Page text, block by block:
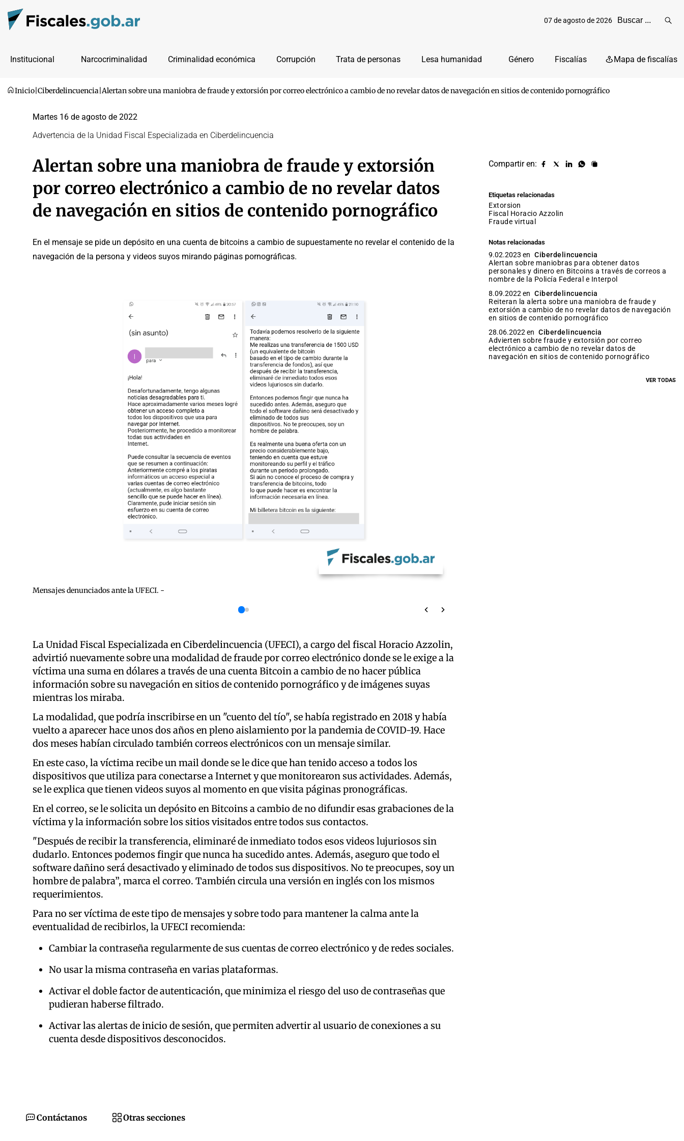
07 de agosto de 2026
Institucional Narcocriminalidad Criminalidad económica Corrupción Trata de personas Lesa humanidad Género Fiscalías Mapa de fiscalías
Inicio Ciberdelincuencia Alertan sobre una maniobra de fraude y extorsión por correo electrónico a cambio de no revelar datos de navegación en sitios de contenido pornográfico
Martes 16 de agosto de 2022
Advertencia de la Unidad Fiscal Especializada en Ciberdelincuencia
Alertan sobre una maniobra de fraude y extorsión
por correo electrónico a cambio de no revelar datos
de navegación en sitios de contenido pornográfico
En el mensaje se pide un depósito en una cuenta de bitcoins a cambio de supuestamente no revelar el contenido de la
navegación de la persona y videos suyos mirando páginas pornográficas.
Mensajes denunciados ante la UFECI. -
La Unidad Fiscal Especializada en Ciberdelincuencia (UFECI), a cargo del fiscal Horacio Azzolin,
advirtió nuevamente sobre una modalidad de fraude por correo electrónico donde se le exige a la
víctima una suma en dólares a través de una cuenta Bitcoin a cambio de no hacer pública
información sobre su navegación en sitios de contenido pornográfico y de imágenes suyas
mientras los miraba.
La modalidad, que podría inscribirse en un "cuento del tío", se había registrado en 2018 y había
vuelto a aparecer hace unos dos años en pleno aislamiento por la pandemia de COVID-19. Hace
dos meses habían circulado también correos electrónicos con un mensaje similar.
En este caso, la víctima recibe un mail donde se le dice que han tenido acceso a todos los
dispositivos que utiliza para conectarse a Internet y que monitorearon sus actividades. Además,
se le explica que tienen videos suyos al momento en que visita páginas pronográficas.
En el correo, se le solicita un depósito en Bitcoins a cambio de no difundir esas grabaciones de la
víctima y la información sobre los sitios visitados entre todos sus contactos.
"Después de recibir la transferencia, eliminaré de inmediato todos esos videos lujuriosos sin
dudarlo. Entonces podemos fingir que nunca ha sucedido antes. Además, aseguro que todo el
software dañino será desactivado y eliminado de todos sus dispositivos. No te preocupes, soy un
hombre de palabra”, marca el correo. También circula una versión en inglés con los mismos
requerimientos.
Para no ser víctima de este tipo de mensajes y sobre todo para mantener la calma ante la
eventualidad de recibirlos, la UFECI recomienda:
Cambiar la contraseña regularmente de sus cuentas de correo electrónico y de redes sociales.
No usar la misma contraseña en varias plataformas.
Activar el doble factor de autenticación, que minimiza el riesgo del uso de contraseñas que
pudieran haberse filtrado.
Activar las alertas de inicio de sesión, que permiten advertir al usuario de conexiones a su
cuenta desde dispositivos desconocidos.
Compartir en:
Compartir
Compartir
Compartir
Compartir
Copiar
Etiquetas relacionadas
extorsion
fiscal Horacio Azzolin
fraude virtual
Notas relacionadas
9.02.2023 en Ciberdelincuencia
Alertan sobre maniobras para obtener datos
personales y dinero en Bitcoins a través de correos a
nombre de la Policía Federal e Interpol
8.09.2022 en Ciberdelincuencia
Reiteran la alerta sobre una maniobra de fraude y
extorsión a cambio de no revelar datos de navegación
en sitios de contenido pornográfico
28.06.2022 en Ciberdelincuencia
Advierten sobre fraude y extorsión por correo
electrónico a cambio de no revelar datos de
navegación en sitios de contenido pornográfico
VER TODAS
Contáctanos Otras secciones